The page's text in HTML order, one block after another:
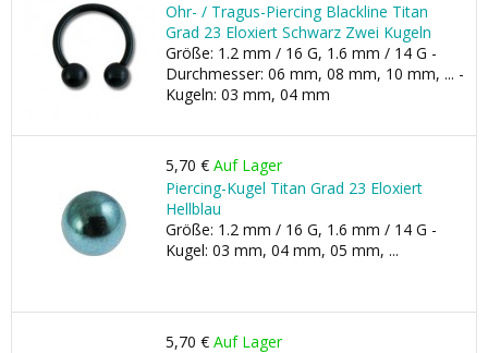
Ohr- / Tragus-Piercing Blackline Titan
Grad 23 Eloxiert Schwarz Zwei Kugeln
Größe: 1.2 mm / 16 G, 1.6 mm / 14 G -
Durchmesser: 06 mm, 08 mm, 10 mm, ... -
Kugeln: 03 mm, 04 mm
5,70 € Auf Lager
Piercing-Kugel Titan Grad 23 Eloxiert
Hellblau
Größe: 1.2 mm / 16 G, 1.6 mm / 14 G -
Kugel: 03 mm, 04 mm, 05 mm, ...
5,70 € Auf Lager